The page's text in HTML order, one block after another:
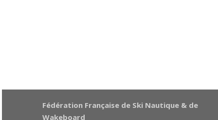
Fédération Française de Ski Nautique & de
Wakeboard